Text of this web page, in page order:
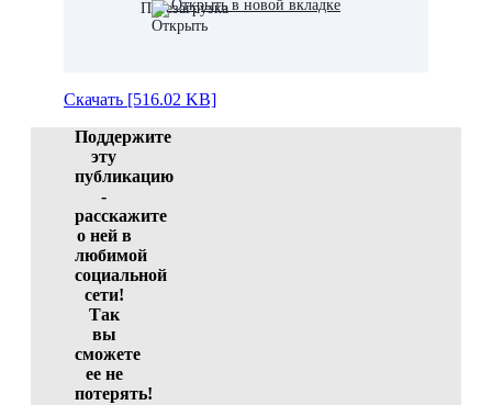
Открыть в новой вкладке
Скачать [516.02 KB]
Поддержите
эту
публикацию
-
расскажите
о ней в
любимой
социальной
сети!
Так
вы
сможете
ее не
потерять!